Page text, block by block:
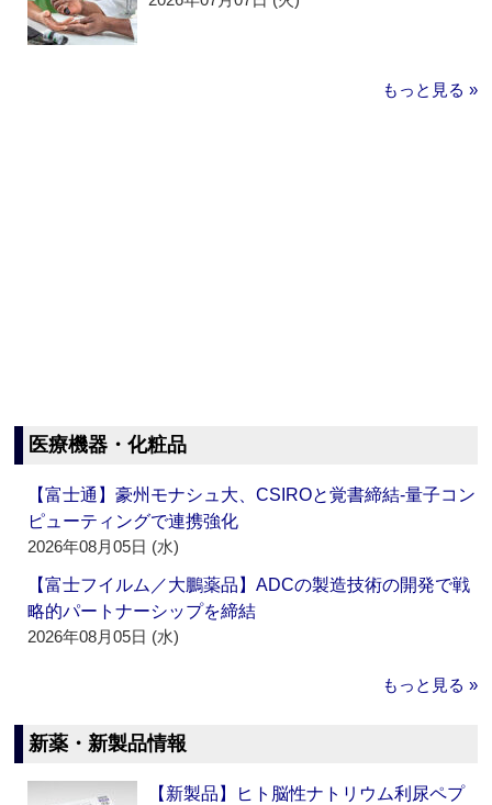
もっと見る »
医療機器・化粧品
【富士通】豪州モナシュ大、CSIROと覚書締結‐量子コン
ピューティングで連携強化
2026年08月05日 (水)
【富士フイルム／大鵬薬品】ADCの製造技術の開発で戦
略的パートナーシップを締結
2026年08月05日 (水)
もっと見る »
新薬・新製品情報
【新製品】ヒト脳性ナトリウム利尿ペプ